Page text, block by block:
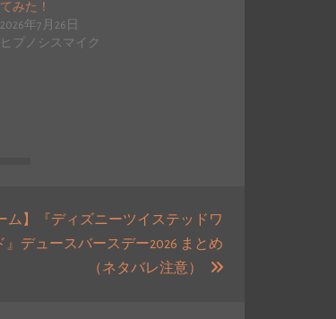
てみた！
2026年7月26日
ヒプノシスマイク
ム】『ディズニーツイステッドワ
』デュースバースデー2026 まとめ
（ネタバレ注意）
次